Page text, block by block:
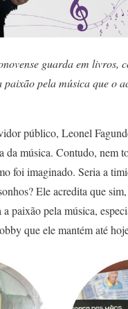
guarda em livros,
paixão pela música que o
público, Leonel
da música. Contudo, nem
foi imaginado. Seria a
Ele acredita que
paixão pela música,
que ele mantém até